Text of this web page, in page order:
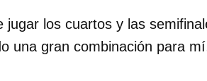
jugar los cuartos y las
una gran combinación para